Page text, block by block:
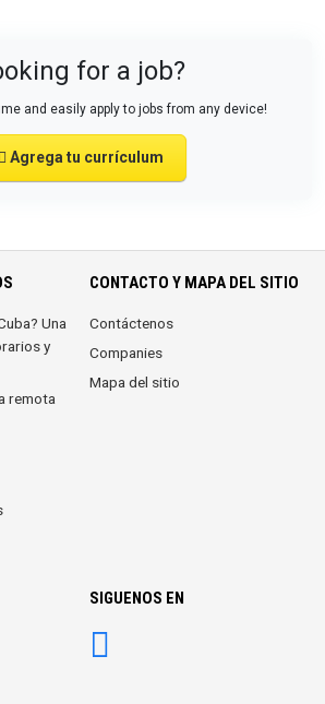
for a job?
and easily apply to jobs from any device!
Agrega tu currículum
Una
y
remota
CONTACTO Y MAPA DEL SITIO
Contáctenos
Companies
Mapa del sitio
SIGUENOS EN